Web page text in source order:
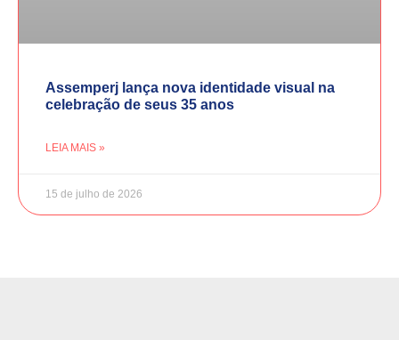
Assemperj lança nova identidade visual na
celebração de seus 35 anos
LEIA MAIS »
15 de julho de 2026